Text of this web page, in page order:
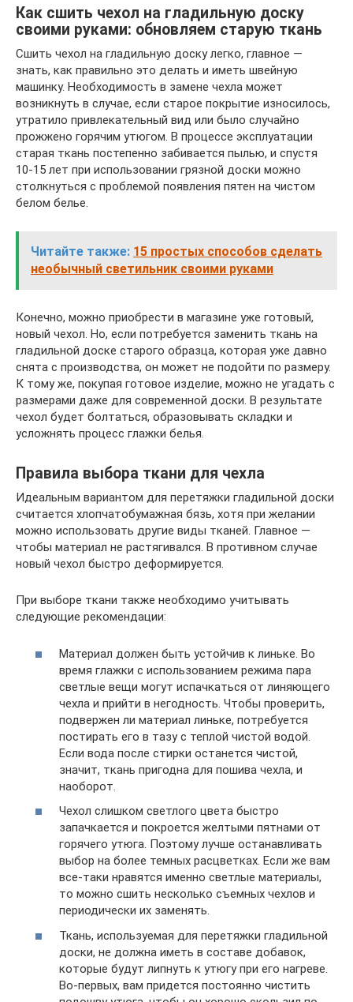
Как сшить чехол на гладильную доску
своими руками: обновляем старую ткань
Сшить чехол на гладильную доску легко, главное ―
знать, как правильно это делать и иметь швейную
машинку. Необходимость в замене чехла может
возникнуть в случае, если старое покрытие износилось,
утратило привлекательный вид или было случайно
прожжено горячим утюгом. В процессе эксплуатации
старая ткань постепенно забивается пылью, и спустя
10-15 лет при использовании грязной доски можно
столкнуться с проблемой появления пятен на чистом
белом белье.
Читайте также: 15 простых способов сделать
необычный светильник своими руками
Конечно, можно приобрести в магазине уже готовый,
новый чехол. Но, если потребуется заменить ткань на
гладильной доске старого образца, которая уже давно
снята с производства, он может не подойти по размеру.
К тому же, покупая готовое изделие, можно не угадать с
размерами даже для современной доски. В результате
чехол будет болтаться, образовывать складки и
усложнять процесс глажки белья.
Правила выбора ткани для чехла
Идеальным вариантом для перетяжки гладильной доски
считается хлопчатобумажная бязь, хотя при желании
можно использовать другие виды тканей. Главное ―
чтобы материал не растягивался. В противном случае
новый чехол быстро деформируется.
При выборе ткани также необходимо учитывать
следующие рекомендации:
Материал должен быть устойчив к линьке. Во
время глажки с использованием режима пара
светлые вещи могут испачкаться от линяющего
чехла и прийти в негодность. Чтобы проверить,
подвержен ли материал линьке, потребуется
постирать его в тазу с теплой чистой водой.
Если вода после стирки останется чистой,
значит, ткань пригодна для пошива чехла, и
наоборот.
Чехол слишком светлого цвета быстро
запачкается и покроется желтыми пятнами от
горячего утюга. Поэтому лучше останавливать
выбор на более темных расцветках. Если же вам
все-таки нравятся именно светлые материалы,
то можно сшить несколько съемных чехлов и
периодически их заменять.
Ткань, используемая для перетяжки гладильной
доски, не должна иметь в составе добавок,
которые будут липнуть к утюгу при его нагреве.
Во-первых, вам придется постоянно чистить